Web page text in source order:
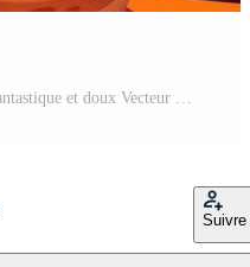
carte du niveau de jeu du monde fantastique et doux Vecteur Gratuit
Suivre